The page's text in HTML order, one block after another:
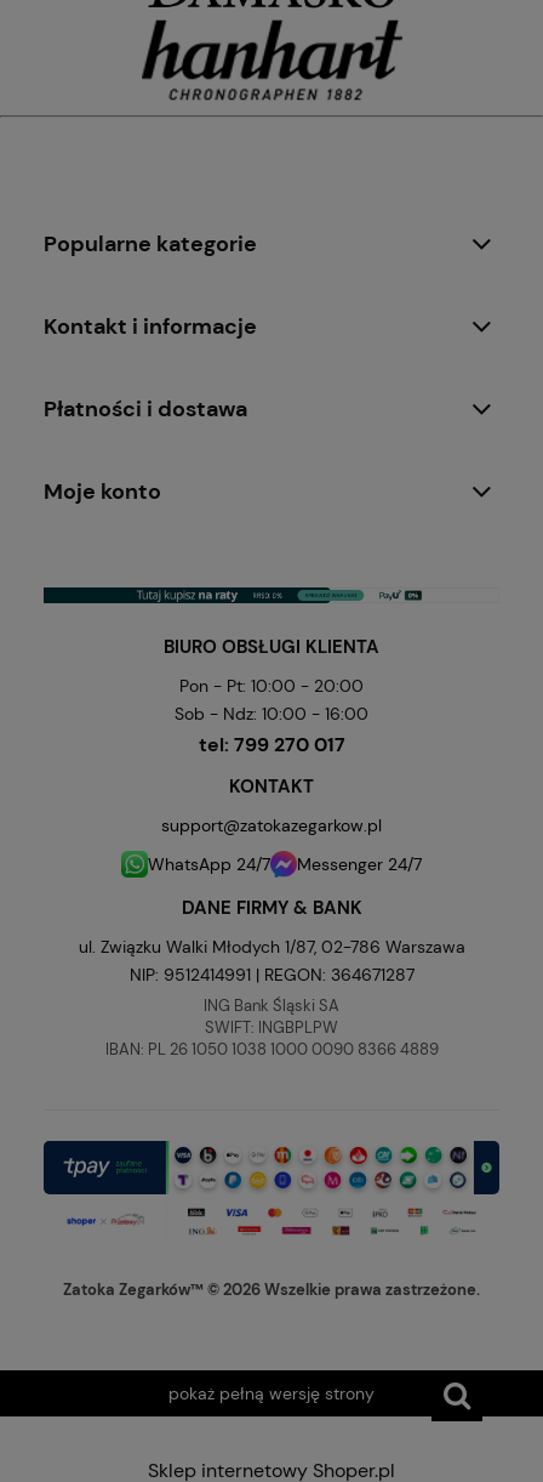
Popularne kategorie
Kontakt i informacje
Płatności i dostawa
Moje konto
BIURO OBSŁUGI KLIENTA
Pon - Pt: 10:00 - 20:00
Sob - Ndz: 10:00 - 16:00
tel: 799 270 017
KONTAKT
support@zatokazegarkow.pl
WhatsApp 24/7
Messenger 24/7
DANE FIRMY & BANK
ul. Związku Walki Młodych 1/87, 02-786 Warszawa
NIP: 9512414991 | REGON: 364671287
ING Bank Śląski SA
SWIFT: INGBPLPW
IBAN: PL 26 1050 1038 1000 0090 8366 4889
Zatoka Zegarków™ © 2026 Wszelkie prawa zastrzeżone.
pokaż pełną wersję strony
Sklep internetowy Shoper.pl